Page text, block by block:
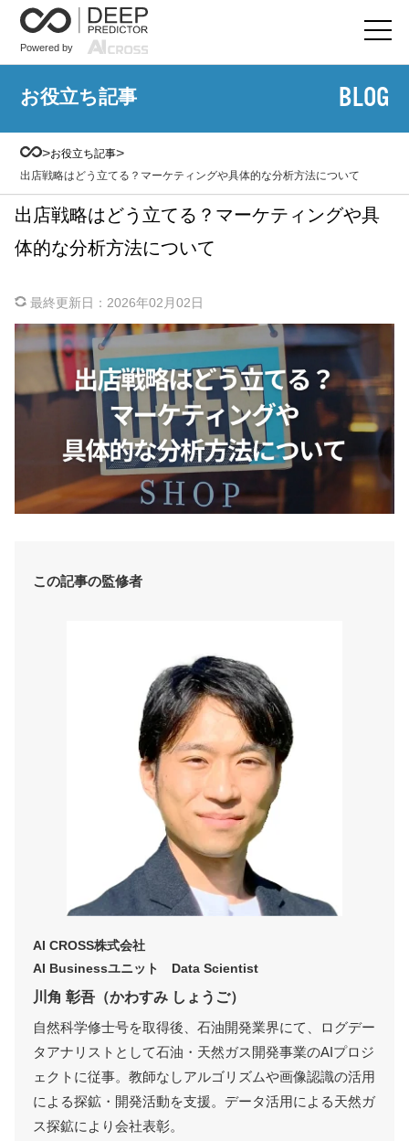
Powered by
お役立ち記事 BLOG
>お役立ち記事>
出店戦略はどう立てる？マーケティングや具体的な分析方法について
出店戦略はどう立てる？マーケティングや具
体的な分析方法について
最終更新日： 2026年02月02日
この記事の監修者
AI CROSS株式会社
AI Businessユニット Data Scientist
川角 彰吾（かわすみ しょうご）
自然科学修士号を取得後、石油開発業界にて、ログデー
タアナリストとして石油・天然ガス開発事業のAIプロジ
ェクトに従事。教師なしアルゴリズムや画像認識の活用
による探鉱・開発活動を支援。データ活用による天然ガ
ス探鉱により会社表彰。